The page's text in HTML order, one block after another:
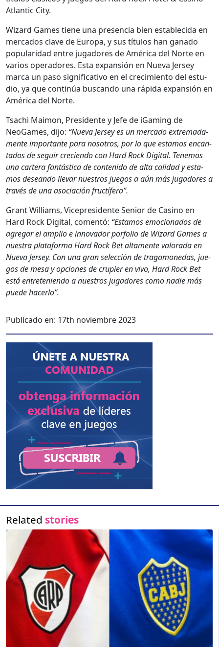
Atlantic City.
Wiz­ard Games tiene una pres­en­cia bien estable­ci­da en
mer­ca­dos clave de Europa, y sus títu­los han gana­do
pop­u­lar­i­dad entre jugadores de Améri­ca del Norte en
var­ios oper­adores. Esta expan­sión en Nue­va Jer­sey
mar­ca un paso sig­ni­fica­ti­vo en el crec­imien­to del estu­
dio, ya que con­tinúa bus­can­do una ráp­i­da expan­sión en
Améri­ca del Norte.
Tsachi Mai­mon, Pres­i­dente y Jefe de iGam­ing de
NeoGames, dijo: “Nue­va Jer­sey es un mer­ca­do extremada­
mente impor­tante para nosotros, por lo que esta­mos encan­
ta­dos de seguir cre­cien­do con Hard Rock Dig­i­tal. Ten­emos
una cartera fan­tás­ti­ca de con­tenido de alta cal­i­dad y esta­
mos dese­an­do lle­var nue­stros jue­gos a aún más jugadores a
través de una aso­ciación fruc­tífera”.
Grant Williams, Vicepres­i­dente Senior de Casi­no en
Hard Rock Dig­i­tal, comen­tó: “Esta­mos emo­ciona­dos de
agre­gar el amplio e inno­vador por­fo­lio de Wiz­ard Games a
nues­tra platafor­ma Hard Rock Bet alta­mente val­o­ra­da en
Nue­va Jer­sey. Con una gran selec­ción de trag­a­monedas, jue­
gos de mesa y opciones de crupi­er en vivo, Hard Rock Bet
está entrete­nien­do a nue­stros jugadores como nadie más
puede hac­er­lo”.
Publicado en: 17th noviembre 2023
Related stories